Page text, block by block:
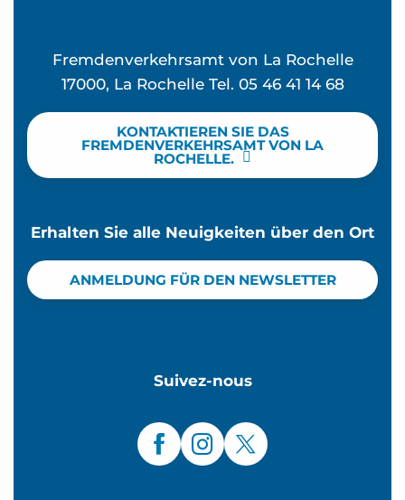
Fremdenverkehrsamt von La Rochelle
17000, La Rochelle Tel. 05 46 41 14 68
KONTAKTIEREN SIE DAS
FREMDENVERKEHRSAMT VON LA
ROCHELLE.
Erhalten Sie alle Neuigkeiten über den Ort
ANMELDUNG FÜR DEN NEWSLETTER
Suivez-nous